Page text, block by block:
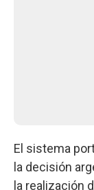
El sistema
la decisión
la realización